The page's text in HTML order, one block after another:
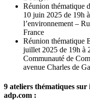
Réunion thématique
10 juin 2025 de 19h
l’environnement –
France
Réunion thématique
juillet 2025 de 19h à
Communauté de
avenue Charles de
9 ateliers thématiques
adp.com :